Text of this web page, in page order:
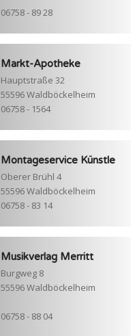
06758 - 89 28
Markt-Apotheke
Hauptstraße 32
55596 Waldböckelheim
06758 - 1564
Montageservice Künstle
Oberer Brühl 4
55596 Waldböckelheim
06758 - 83 14
Musikverlag Merritt
Burgweg 8
55596 Waldböckelheim
06758 - 88 04